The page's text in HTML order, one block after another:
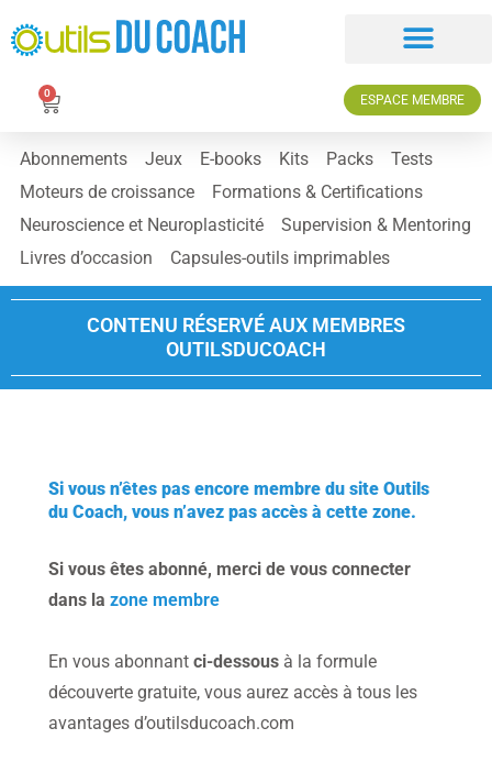
0 ESPACE MEMBRE
Abonnements Jeux E-books Kits Packs
Tests
Moteurs de croissance
Formations & Certifications
Neuroscience et Neuroplasticité
Supervision & Mentoring
Livres d’occasion
Capsules-outils imprimables
CONTENU RÉSERVÉ AUX MEMBRES
OUTILSDUCOACH
Si vous n’êtes pas encore membre du site Outils
du Coach, vous n’avez pas accès à cette zone.
Si vous êtes abonné, merci de vous connecter
dans lazone membre
En vous abonnantci-dessous à la formule
découverte gratuite, vous aurez accès à tous les
avantages d’outilsducoach.com